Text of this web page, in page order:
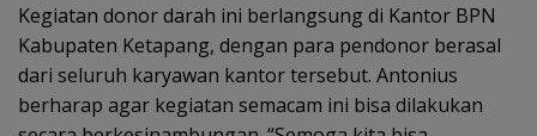
Kegiatan donor darah ini berlangsung di Kantor BPN
Kabupaten Ketapang, dengan para pendonor berasal
dari seluruh karyawan kantor tersebut. Antonius
berharap agar kegiatan semacam ini bisa dilakukan